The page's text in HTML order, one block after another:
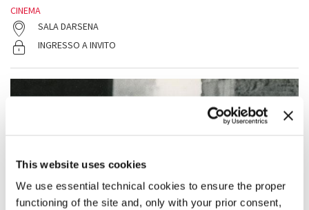
This website uses cookies
We use essential technical cookies to ensure the proper
functioning of the site and, only with your prior consent,
CINEMA
SALA DARSENA
INGRESSO A INVITO